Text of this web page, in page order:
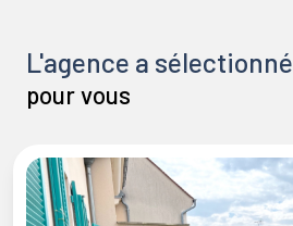
L'agence a sélectionné
pour vous